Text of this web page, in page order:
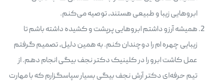
ابروهایی زیبا و طبیعی هستند، توصیه می‌کنم.
همیشه آرزو داشتم ابروهایی پرپشت و کشیده داشته باشم تا
زیبایی چهره ام را دوچندان کنم. به همین دلیل، تصمیم گرفتم
عمل کاشت ابرو را در کلینیک دکتر نجف بیگی انجام دهم. از
تیم حرفه‌ای دکتر آرش نجف بیگی بسیار سپاسگزارم که با مهارت